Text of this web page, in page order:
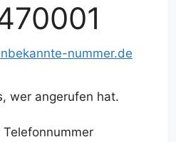
nummer.de
wer angerufen hat.